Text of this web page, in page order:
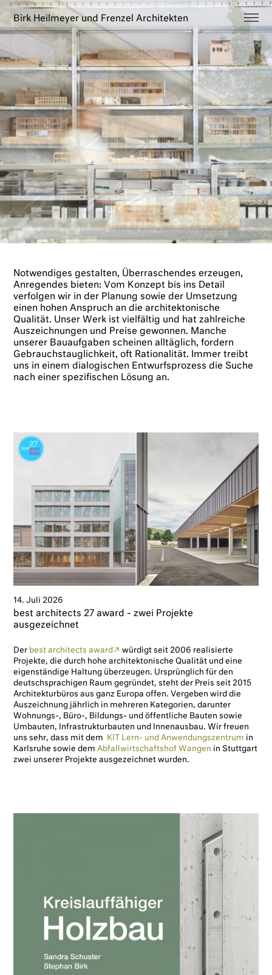
Birk Heilmeyer und Frenzel Architekten
Architektur
Holzbau
Büro
Neues
Kontakt
EN
Notwendiges gestalten, Überraschendes erzeugen,
Anregendes bieten: Vom Konzept bis ins Detail
verfolgen wir in der Planung sowie der Umsetzung
einen hohen Anspruch an die architektonische
Qualität. Unser Werk ist vielfältig und hat zahlreiche
Auszeichnungen und Preise gewonnen. Manche
unserer Bauaufgaben scheinen alltäglich, fordern
Gebrauchstauglichkeit, oft Rationalität. Immer treibt
uns in einem dialogischen Entwurfsprozess die Suche
nach einer spezifischen Lösung an.
14. Juli 2026
best architects 27 award - zwei Projekte
ausgezeichnet
Der best architects award
würdigt seit 2006 realisierte
Projekte, die durch hohe architektonische Qualität und eine
eigenständige Haltung überzeugen. Ursprünglich für den
deutschsprachigen Raum gegründet, steht der Preis seit 2015
Architekturbüros aus ganz Europa offen. Vergeben wird die
Auszeichnung jährlich in mehreren Kategorien, darunter
Wohnungs-, Büro-, Bildungs- und öffentliche Bauten sowie
Umbauten, Infrastrukturbauten und Innenausbau. Wir freuen
uns sehr, dass mit dem
KIT Lern- und Anwendungszentrum in
Karlsruhesowie dem Abfallwirtschaftshof Wangen in Stuttgart
zwei unserer Projekte ausgezeichnet wurden.